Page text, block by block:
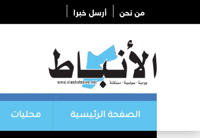
من نحن أرسل خبرا
الصفحة الرئيسية محليات